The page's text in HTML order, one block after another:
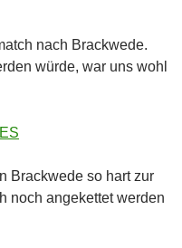
nach Brackwede.
würde, war uns wohl
Brackwede so hart zur
noch angekettet werden